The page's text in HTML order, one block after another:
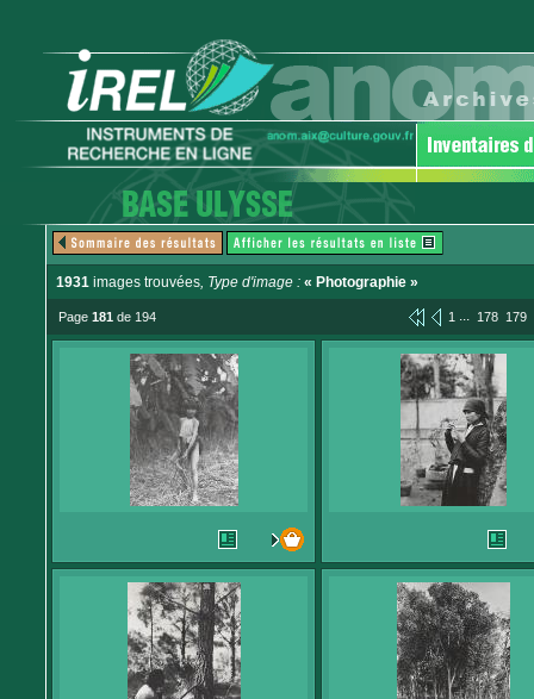
1931 images trouvées, Type d'image : « Photographie »
Page 181 de 194 1 ... 178 179